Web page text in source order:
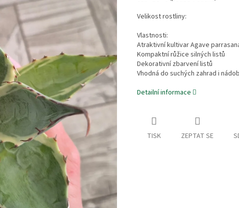
Velikost rostliny:
Vlastnosti:
Atraktivní kultivar Agave
Kompaktní růžice silných listů
Dekorativní zbarvení listů
Vhodná do suchých zahrad i nádob
Detailní informace
TISK ZEPTAT SE